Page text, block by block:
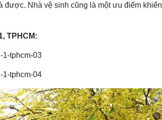
được. Nhà vệ sinh cũng là một ưu điểm khiến
TPHCM: